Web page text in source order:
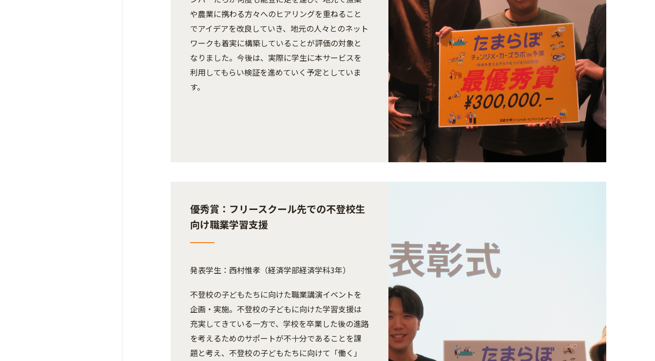
や農業に携わる方々へのヒアリングを重ねること
でアイデアを改良していき、地元の人々とのネット
ワークも着実に構築していることが評価の対象と
なりました。今後は、実際に学生に本サービスを
利用してもらい検証を進めていく予定としていま
す。
優秀賞：フリースクール先での不登校生
向け職業学習支援
発表学生：西村惟孝（経済学部経済学科3年）
不登校の子どもたちに向けた職業講演イベントを
企画・実施。不登校の子どもに向けた学習支援は
充実してきている一方で、学校を卒業した後の進路
を考えるためのサポートが不十分であることを課
題と考え、不登校の子どもたちに向けて「働く」